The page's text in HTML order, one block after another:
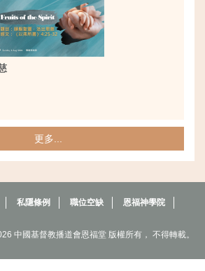
更多...
私隱條例 職位空缺
恩福神學院
中國基督教播道會恩福堂 版權所有， 不得轉載。